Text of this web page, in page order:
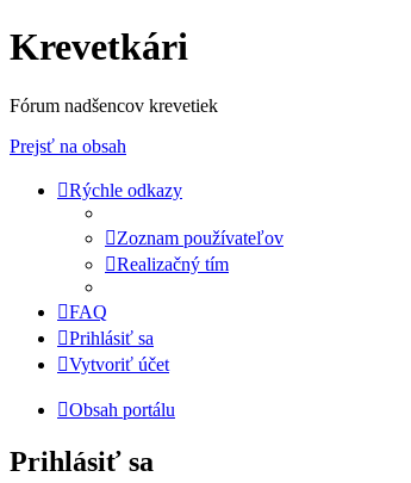
Krevetkári
Fórum nadšencov krevetiek
Prejsť na obsah
Rýchle odkazy
Zoznam používateľov
Realizačný tím
FAQ
Prihlásiť sa
Vytvoriť účet
Obsah portálu
Prihlásiť sa